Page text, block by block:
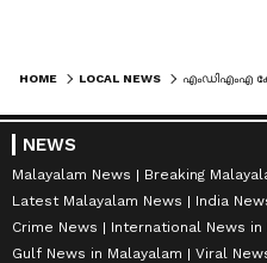
HOME LOCAL NEWS
NEWS
Malayalam News
Breaking
Latest Malayalam News
India
Crime News
International News in
Gulf News in Malayalam
Viral